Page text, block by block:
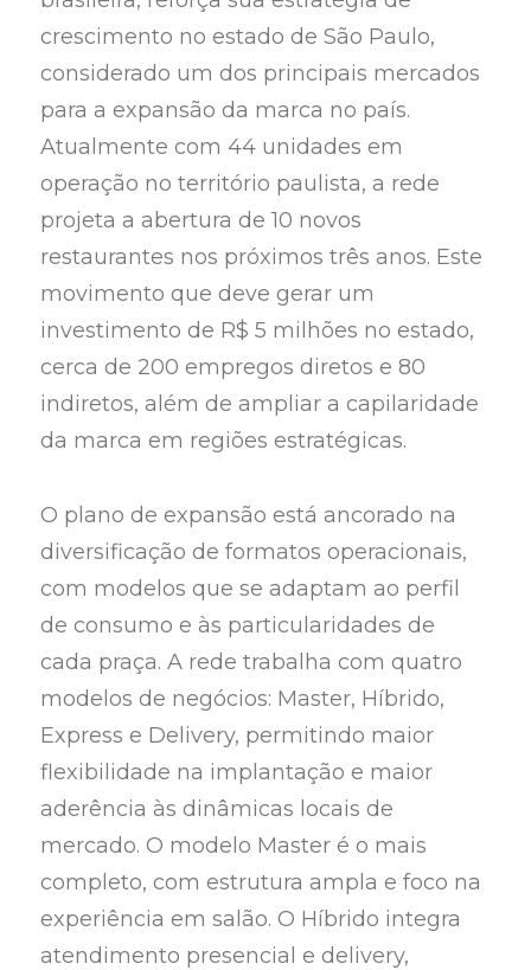
crescimento no estado de São Paulo,
considerado um dos principais mercados
para a expansão da marca no país.
Atualmente com 44 unidades em
operação no território paulista, a rede
projeta a abertura de 10 novos
restaurantes nos próximos três anos. Este
movimento que deve gerar um
investimento de R$ 5 milhões no estado,
cerca de 200 empregos diretos e 80
indiretos, além de ampliar a capilaridade
da marca em regiões estratégicas.
O plano de expansão está ancorado na
diversificação de formatos operacionais,
com modelos que se adaptam ao perfil
de consumo e às particularidades de
cada praça. A rede trabalha com quatro
modelos de negócios: Master, Híbrido,
Express e Delivery, permitindo maior
flexibilidade na implantação e maior
aderência às dinâmicas locais de
mercado. O modelo Master é o mais
completo, com estrutura ampla e foco na
experiência em salão. O Híbrido integra
atendimento presencial e delivery,